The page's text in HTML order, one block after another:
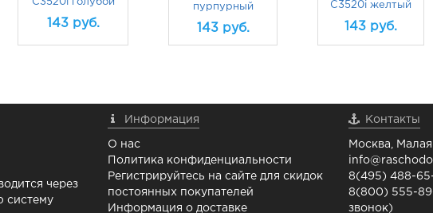
C3520i голубой
143руб.
пурпурный
143руб.
C3520i желтый
143 руб.
через
систему
Информация
О нас
Политика конфиденциальности
Регистрируйтесь на сайте для скидок
постоянных покупателей
Информация о доставке
Контакты
Москва, Малая
8(495) 488-
8(800) 555-
звонок)